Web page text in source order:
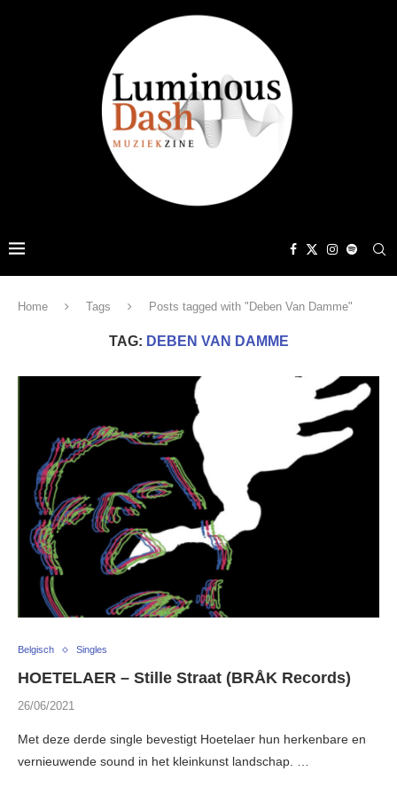
Home Tags Posts tagged with "Deben Van Damme"
TAG: DEBEN VAN DAMME
Belgisch Singles
HOETELAER – Stille Straat (BRÅK Records)
26/06/2021
Met deze derde single bevestigt Hoetelaer hun herkenbare en
vernieuwende sound in het kleinkunst landschap. …